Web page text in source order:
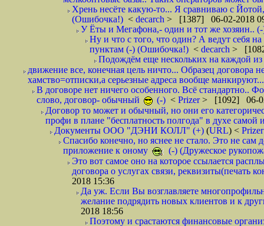
Хрень несёте какую-то... Я сравниваю с
(Ошибочка!) < decarch > [1387] 06-02-2018
У Ёты и Мегафона,- один и тот же хозяин..
Ну и что с того, что один? А ведут себя
пунктам (-) (Ошибочка!) < decarch >
Подождём еще нескольких на каждой из
движение все, конечная цель ничто... Образец договора
хамство=отписки,а серьезные адреса вообще
В договоре нет ничего особенного. Всё стандартно..
слово, договор- обычный
(-) < Prizer> [1092] 06-
Договор то может и обычный, но они его
профи в плане "бесплатность полгода" в духе
Документы ООО "ДЭНИ КОЛЛ" (+) (URL) <
Спасибо конечно, но яснее не стало. Это не сам
приложение к оному
(-) (Дружеское
Это вот самое оно на которое ссылается
договора о услугах связи, реквизиты(печать
2018 15:36
Да уж. Если Вы возглавляете
желание подрядить новых клиентов и к
2018 18:56
Поэтому и срастаются финансовые